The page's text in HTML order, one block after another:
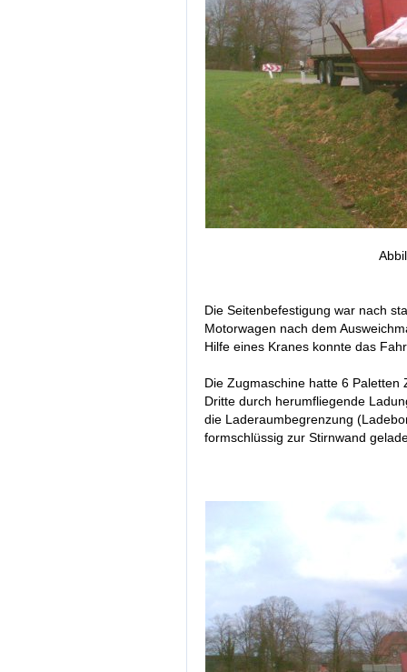
Die Seitenbefestigung war nach
Motorwagen nach dem
Hilfe eines Kranes konnte das
Die Zugmaschine hatte 6
Dritte durch herumfliegende
die Laderaumbegrenzung
formschlüssig zur Stirnwand